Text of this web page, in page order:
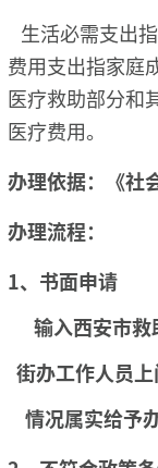
生活必需支出
费用支出指家庭
医疗救助部分和
医疗费用。
办理依据：《社
办理流程：
1、书面申请
输入西安市救
街办工作人员
情况属实给予